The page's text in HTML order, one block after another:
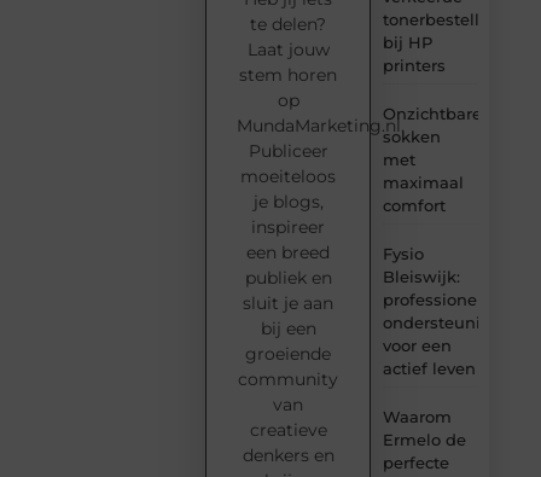
tonerbestelling
bij HP
printers
Onzichtbare
sokken
met
maximaal
comfort
Fysio
Bleiswijk:
professionele
ondersteuning
voor een
actief leven
Waarom
Ermelo de
perfecte
te delen?
Laat jouw
stem horen
op
MundaMarketing.nl.
Publiceer
moeiteloos
je blogs,
inspireer
een breed
publiek en
sluit je aan
bij een
groeiende
community
van
creatieve
denkers en